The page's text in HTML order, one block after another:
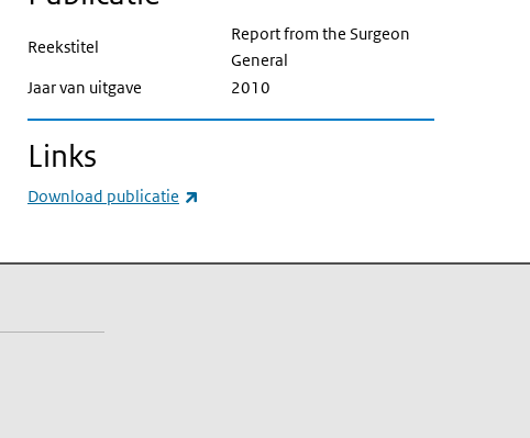
Reekstitel
Report from the Surgeon
General
Jaar van uitgave
2010
Links
Download publicatie